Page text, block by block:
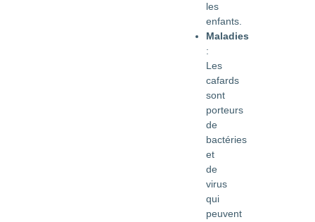
les
enfants.
Maladies
:
Les
cafards
sont
porteurs
de
bactéries
et
de
virus
qui
peuvent